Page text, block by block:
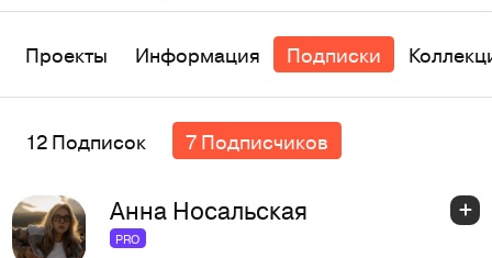
Проекты Информация Подписки
12 Подписок 7 Подписчиков
Анна Носальская
PRO